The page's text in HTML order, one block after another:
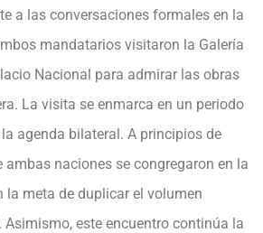
a las conversaciones formales en la
mandatarios visitaron la Galería
Nacional para admirar las obras
La visita se enmarca en un periodo
agenda bilateral. A principios de
ambas naciones se congregaron en la
meta de duplicar el volumen
este encuentro continúa la